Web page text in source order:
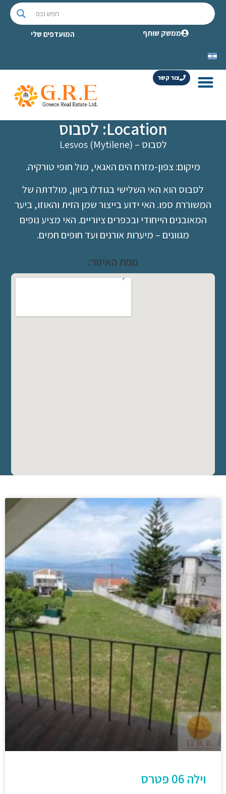
ממשק שותף המועדפים שלי
צור קשר
Location: לסבוס
לסבוס – Lesvos (Mytilene)
מיקום: צפון-מזרח הים האגאי, מול חופי טורקיה.
לסבוס הוא האי השלישי בגודלו ביוון, מולדתה של
המשוררת ספו. האי ידוע בייצור שמן הזית והאוזו, ביער
המאובנים הייחודי ובכפרים ציוריים. האי מציע נופים
מגוונים – מיערות אורנים ועד חופים חמים.
מפת האיזור:
וילה 06 פטרס